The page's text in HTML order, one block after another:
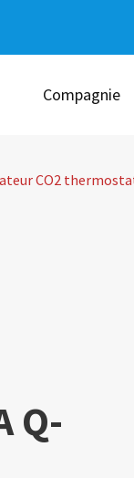
Compagnie
CO2
Q-